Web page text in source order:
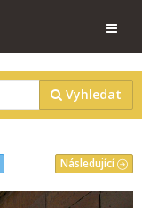
Vyhledat
Následující